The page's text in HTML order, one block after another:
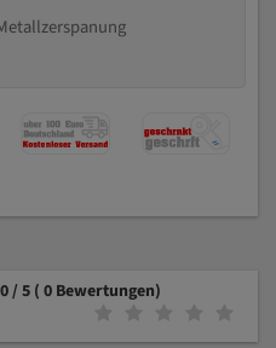
/ 5 ( 0 Bewertungen)